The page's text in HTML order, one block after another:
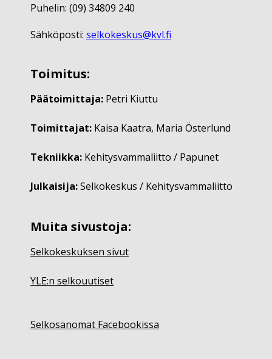
Puhelin: (09) 34809 240
Sähköposti: selkokeskus@kvl.fi
Toimitus:
Päätoimittaja: Petri Kiuttu
Toimittajat: Kaisa Kaatra, Maria Österlund
Tekniikka: Kehitysvammaliitto / Papunet
Julkaisija:Selkokeskus / Kehitysvammaliitto
Muita sivustoja:
Selkokeskuksen sivut
YLE:n selkouutiset
Selkosanomat Facebookissa